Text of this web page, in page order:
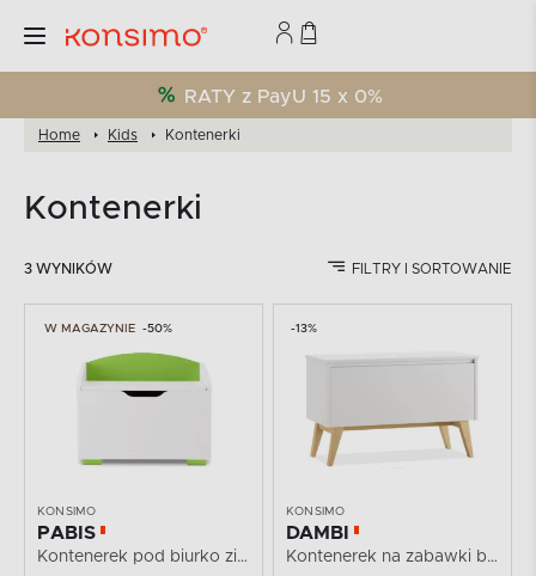
RATY z PayU 15 x 0%
Home Kids Kontenerki
Kontenerki
3 WYNIKÓW FILTRY I SORTOWANIE
W MAGAZYNIE -50%
KONSIMO
PABIS
Kontenerek pod biurko zielony
-13%
KONSIMO
DAMBI
Kontenerek na zabawki biały